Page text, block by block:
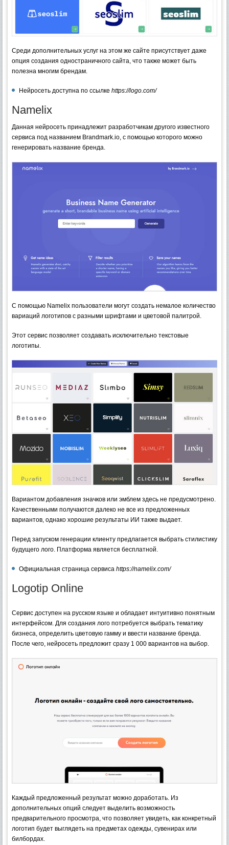
Среди дополнительных услуг на этом же сайте присутствует даже
опция создания одностраничного сайта, что также может быть
полезна многим брендам.
Нейросеть доступна по ссылке https://logo.com/
Namelix
Данная нейросеть принадлежит разработчикам другого известного
сервиса под названием Brandmark.io, с помощью которого можно
генерировать название бренда.
С помощью Namelix пользователи могут создать немалое количество
вариаций логотипов с разными шрифтами и цветовой палитрой.
Этот сервис позволяет создавать исключительно текстовые
логотипы.
Вариантом добавления значков или эмблем здесь не предусмотрено.
Качественными получаются далеко не все из предложенных
вариантов, однако хорошие результаты ИИ также выдает.
Перед запуском генерации клиенту предлагается выбрать стилистику
будущего лого. Платформа является бесплатной.
Официальная страница сервиса https://namelix.com/
Logotip Online
Сервис доступен на русском языке и обладает интуитивно понятным
интерфейсом. Для создания лого потребуется выбрать тематику
бизнеса, определить цветовую гамму и ввести название бренда.
После чего, нейросеть предложит сразу 1 000 вариантов на выбор.
Каждый предложенный результат можно доработать. Из
дополнительных опций следует выделить возможность
предварительного просмотра, что позволяет увидеть, как конкретный
логотип будет выглядеть на предметах одежды, сувенирах или
билбордах.